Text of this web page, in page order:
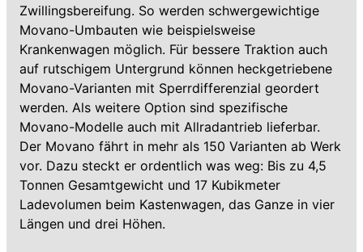
Zwillingsbereifung. So werden schwergewichtige
Movano-Umbauten wie beispielsweise
Krankenwagen möglich. Für bessere Traktion auch
auf rutschigem Untergrund können heckgetriebene
Movano-Varianten mit Sperrdifferenzial geordert
werden. Als weitere Option sind spezifische
Movano-Modelle auch mit Allradantrieb lieferbar.
Der Movano fährt in mehr als 150 Varianten ab Werk
vor. Dazu steckt er ordentlich was weg: Bis zu 4,5
Tonnen Gesamtgewicht und 17 Kubikmeter
Ladevolumen beim Kastenwagen, das Ganze in vier
Längen und drei Höhen.